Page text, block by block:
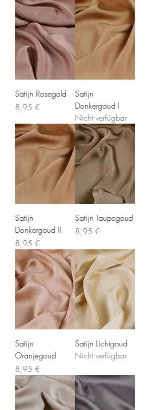
Satijn Rosegold
Preis
8,95 €
Satijn
Donkergoud I
Nicht verfügbar
Satijn
Donkergoud II
Preis
8,95 €
Satijn Taupegoud
Preis
8,95 €
Satijn
Oranjegoud
Preis
8,95 €
Satijn Lichtgoud
Nicht verfügbar